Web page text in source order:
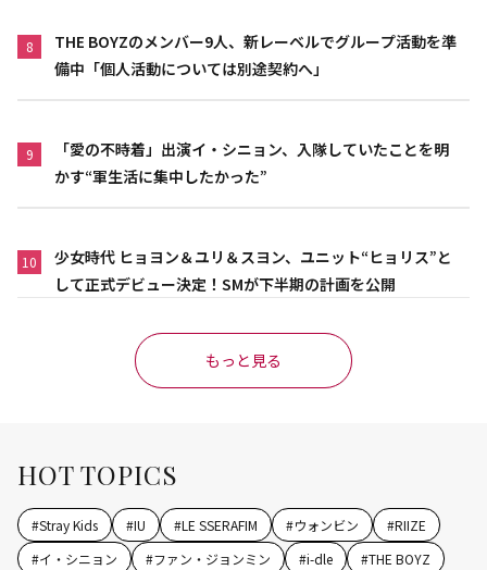
8
THE BOYZのメンバー9人、新レーベルでグループ活動を準
備中「個人活動については別途契約へ」
9
「愛の不時着」出演イ・シニョン、入隊していたことを明
かす“軍生活に集中したかった”
10
少女時代 ヒョヨン＆ユリ＆スヨン、ユニット“ヒョリス”と
して正式デビュー決定！SMが下半期の計画を公開
もっと見る
HOT TOPICS
#Stray Kids #IU #LE SSERAFIM #ウォンビン #RIIZE
#イ・シニョン #ファン・ジョンミン #i-dle #THE BOYZ